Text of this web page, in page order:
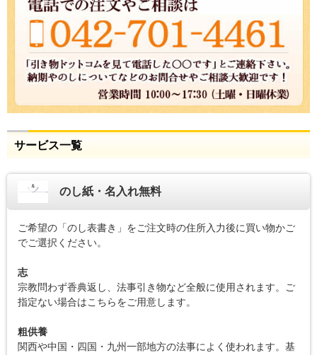
サービス一覧
のし紙・名入れ無料
ご希望の「のし表書き」をご注文時の住所入力後に買い物かご
でご選択ください。
志
宗教問わず香典返し、法事引き物など全般に使用されます。ご
指定ない場合はこちらをご用意します。
粗供養
関西や中国・四国・九州一部地方の法事によく使われます。基